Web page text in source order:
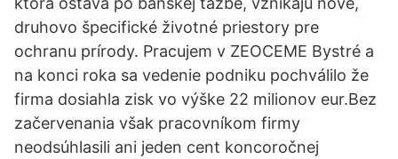
druhovo špecifické životné priestory pre
ochranu prírody. Pracujem v ZEOCEME Bystré a
na konci roka sa vedenie podniku pochválilo že
firma dosiahla zisk vo výške 22 milionov eur.Bez
začervenania však pracovníkom firmy
neodsúhlasili ani jeden cent koncoročnej